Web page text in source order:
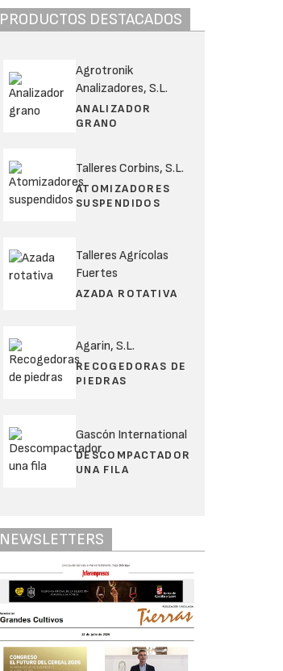
PRODUCTOS DESTACADOS
Agrotronik
Analizadores, S.L.
ANALIZADOR
GRANO
Talleres Corbins, S.L.
ATOMIZADORES
SUSPENDIDOS
Talleres Agrícolas
Fuertes
AZADA ROTATIVA
Agarin, S.L.
RECOGEDORAS DE
PIEDRAS
Gascón International
DESCOMPACTADOR
UNA FILA
NEWSLETTERS